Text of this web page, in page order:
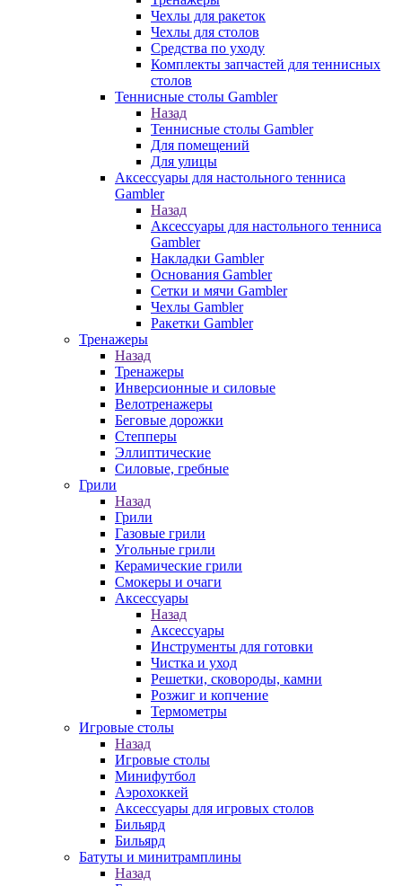
Чехлы для ракеток
Чехлы для столов
Средства по уходу
Комплекты запчастей для теннисных
столов
Теннисные столы Gambler
Назад
Теннисные столы Gambler
Для помещений
Для улицы
Аксессуары для настольного тенниса
Gambler
Назад
Аксессуары для настольного тенниса
Gambler
Накладки Gambler
Основания Gambler
Сетки и мячи Gambler
Чехлы Gambler
Ракетки Gambler
Тренажеры
Назад
Тренажеры
Инверсионные и силовые
Велотренажеры
Беговые дорожки
Степперы
Эллиптические
Силовые, гребные
Грили
Назад
Грили
Газовые грили
Угольные грили
Керамические грили
Смокеры и очаги
Аксессуары
Назад
Аксессуары
Инструменты для готовки
Чистка и уход
Решетки, сковороды, камни
Розжиг и копчение
Термометры
Игровые столы
Назад
Игровые столы
Минифутбол
Аэрохоккей
Аксессуары для игровых столов
Бильяpд
Бильяpд
Батуты и минитрамплины
Назад